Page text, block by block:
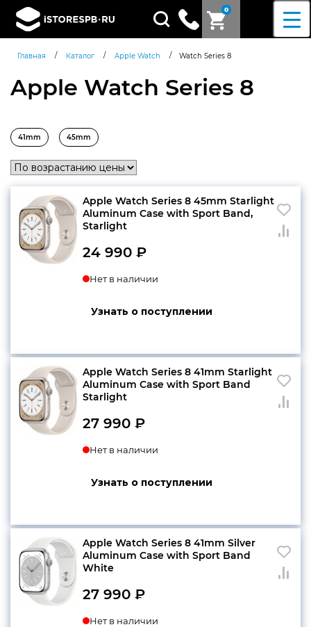
0
Поиск
товаров
Главная / Каталог / Apple Watch / Watch Series 8
Apple Watch Series 8
41mm 45mm
Apple Watch Series 8 45mm Starlight
Aluminum Case with Sport Band,
Starlight
24 990 ₽
Нет в наличии
Узнать о поступлении
Apple Watch Series 8 41mm Starlight
Aluminum Case with Sport Band
Starlight
27 990 ₽
Нет в наличии
Узнать о поступлении
Apple Watch Series 8 41mm Silver
Aluminum Case with Sport Band
White
27 990 ₽
Нет в наличии
Согласен cполитикой
конфиденциальности
+7 812 318-40-14
выходных)